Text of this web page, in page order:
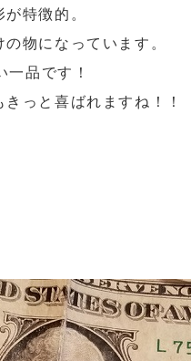
特徴的。
物になっています。
品です！
っと喜ばれますね！！